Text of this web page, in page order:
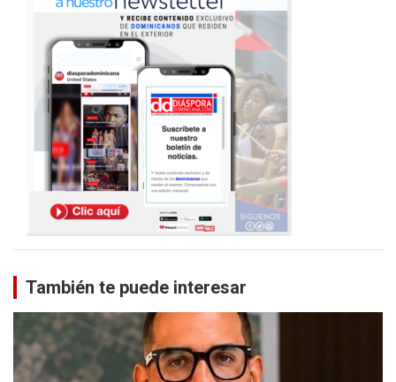
También te puede interesar